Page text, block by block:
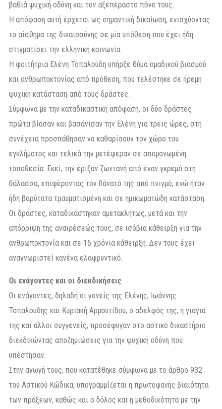
βαθιά ψυχική οδύνη και τον αξεπέραστο πόνο τους.
Η απόφαση αυτή έρχεται ως σημαντική δικαίωση, ενισχύοντας
το αίσθημα της δικαιοσύνης σε μία υπόθεση που έχει ήδη
στιγματίσει την ελληνική κοινωνία.
Η φοιτήτρια Ελένη Τοπαλούδη υπήρξε θύμα ομαδικού βιασμού
και ανθρωποκτονίας από πρόθεση, που τελέστηκε σε ήρεμη
ψυχική κατάσταση από τους δράστες.
Σύμφωνα με την καταδικαστική απόφαση, οι δύο δράστες
πρώτα βίασαν και βασάνισαν την Ελένη για τρεις ώρες, στη
συνέχεια προσπάθησαν να καθαρίσουν τον χώρο του
εγκλήματος και τελικά την μετέφεραν σε απομονωμένη
τοποθεσία. Εκεί, την έριξαν ζωντανή από έναν γκρεμό στη
θάλασσα, επιφέροντας τον θάνατό της από πνιγμό, ενώ ήταν
ήδη βαρύτατα τραυματισμένη και σε ημικωματώδη κατάσταση.
Οι δράστες, καταδικάστηκαν αμετακλήτως, μετά και την
απόρριψη της αναιρέσεώς τους, σε ισόβια κάθειρξη για την
ανθρωποκτονία και σε 15 χρόνια κάθειρξη. Δεν τους έχει
αναγνωριστεί κανένα ελαφρυντικό.
Οι ενάγοντες και οι διεκδικήσεις
Οι ενάγοντες, δηλαδή οι γονείς της Ελένης, Ιωάννης
Τοπαλούδης και Κυριακή Αρμουτίδου, ο αδελφός της, η γιαγιά
της και άλλοι συγγενείς, προσέφυγαν στο αστικό δικαστήριο
διεκδικώντας αποζημιώσεις για την ψυχική οδύνη που
υπέστησαν.
Στην αγωγή τους, που κατατέθηκε σύμφωνα με το άρθρο 932
του Αστικού Κώδικα, υπογραμμίζεται η πρωτοφανής βιαιότητα
των πράξεων, καθώς και ο δόλος και η μεθοδικότητα με την